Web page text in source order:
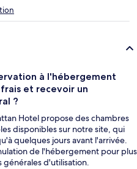
à l'hébergement
et recevoir un
?
Hotel propose des chambres
disponibles sur notre site, qui
quelques jours avant l'arrivée.
de l'hébergement pour plus
générales d'utilisation.